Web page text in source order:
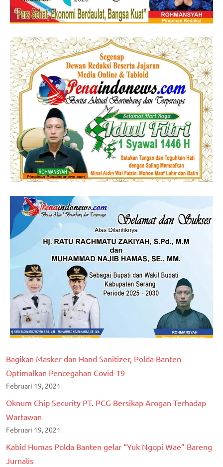
Bagikan Masker dan Hand Sanitizer, Polda Banten
Optimalkan Pencegahan Covid-19
Februari 19, 2021
Oknum Chip Security PT. PCG Bersikap Arogan Terhadap
Wartawan
Februari 19, 2021
Kabid Humas Polda Banten gelar “Yuk Ngopi Wae” Bareng
Jurnalis